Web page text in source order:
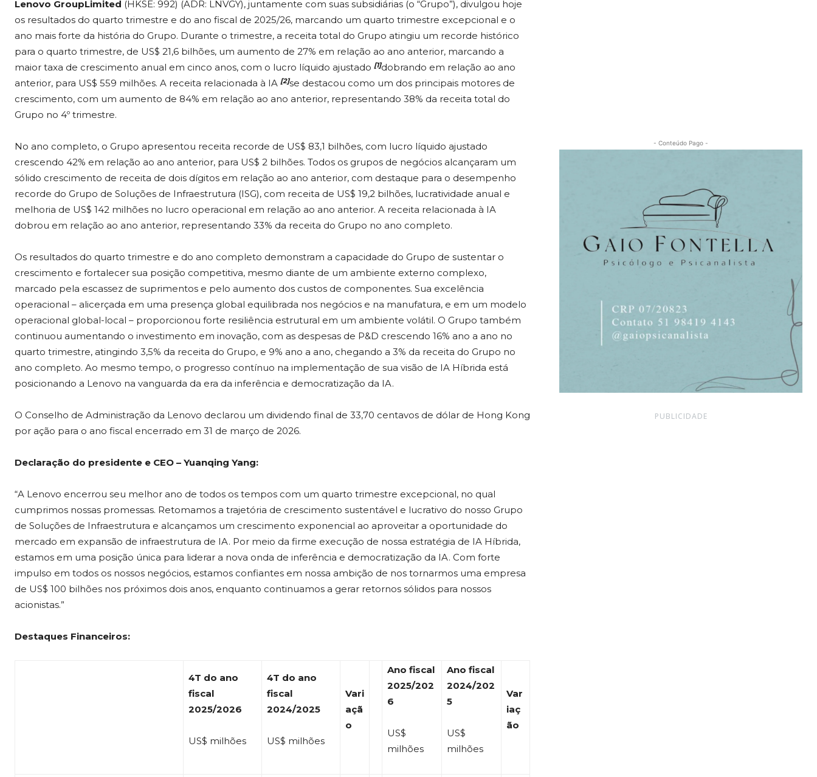
Lenovo GroupLimited (HKSE: 992) (ADR: LNVGY), juntamente com suas subsidiárias (o “Grupo”), divulgou hoje
os resultados do quarto trimestre e do ano fiscal de 2025/26, marcando um quarto trimestre excepcional e o
ano mais forte da história do Grupo. Durante o trimestre, a receita total do Grupo atingiu um recorde histórico
para o quarto trimestre, de US$ 21,6 bilhões, um aumento de 27% em relação ao ano anterior, marcando a
maior taxa de crescimento anual em cinco anos, com o lucro líquido ajustado [1]dobrando em relação ao ano
anterior, para US$ 559 milhões. A receita relacionada à IA [2]se destacou como um dos principais motores de
crescimento, com um aumento de 84% em relação ao ano anterior, representando 38% da receita total do
Grupo no 4º trimestre.
No ano completo, o Grupo apresentou receita recorde de US$ 83,1 bilhões, com lucro líquido ajustado
crescendo 42% em relação ao ano anterior, para US$ 2 bilhões. Todos os grupos de negócios alcançaram um
sólido crescimento de receita de dois dígitos em relação ao ano anterior, com destaque para o desempenho
recorde do Grupo de Soluções de Infraestrutura (ISG), com receita de US$ 19,2 bilhões, lucratividade anual e
melhoria de US$ 142 milhões no lucro operacional em relação ao ano anterior. A receita relacionada à IA
dobrou em relação ao ano anterior, representando 33% da receita do Grupo no ano completo.
Os resultados do quarto trimestre e do ano completo demonstram a capacidade do Grupo de sustentar o
crescimento e fortalecer sua posição competitiva, mesmo diante de um ambiente externo complexo,
marcado pela escassez de suprimentos e pelo aumento dos custos de componentes. Sua excelência
operacional – alicerçada em uma presença global equilibrada nos negócios e na manufatura, e em um modelo
operacional global-local – proporcionou forte resiliência estrutural em um ambiente volátil. O Grupo também
continuou aumentando o investimento em inovação, com as despesas de P&D crescendo 16% ano a ano no
quarto trimestre, atingindo 3,5% da receita do Grupo, e 9% ano a ano, chegando a 3% da receita do Grupo no
ano completo. Ao mesmo tempo, o progresso contínuo na implementação de sua visão de IA Híbrida está
posicionando a Lenovo na vanguarda da era da inferência e democratização da IA.
O Conselho de Administração da Lenovo declarou um dividendo final de 33,70 centavos de dólar de Hong Kong
por ação para o ano fiscal encerrado em 31 de março de 2026.
Declaração do presidente e CEO – Yuanqing Yang:
“A Lenovo encerrou seu melhor ano de todos os tempos com um quarto trimestre excepcional, no qual
cumprimos nossas promessas. Retomamos a trajetória de crescimento sustentável e lucrativo do nosso Grupo
de Soluções de Infraestrutura e alcançamos um crescimento exponencial ao aproveitar a oportunidade do
mercado em expansão de infraestrutura de IA. Por meio da firme execução de nossa estratégia de IA Híbrida,
estamos em uma posição única para liderar a nova onda de inferência e democratização da IA. Com forte
impulso em todos os nossos negócios, estamos confiantes em nossa ambição de nos tornarmos uma empresa
de US$ 100 bilhões nos próximos dois anos, enquanto continuamos a gerar retornos sólidos para nossos
acionistas.”
Destaques Financeiros:
4T do ano
fiscal
2025/2026
US$ milhões
4T do ano
fiscal
2024/2025
US$ milhões
Vari
açã
o
Ano fiscal
2025/202
6
US$
milhões
Ano fiscal
2024/202
5
US$
milhões
Var
iaç
ão
- Conteúdo Pago -
PUBLICIDADE